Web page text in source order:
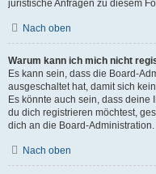
juristische Anfragen zu diesem
Nach oben
Warum kann ich mich nicht
Es kann sein, dass die Board-
ausgeschaltet hat, damit sich
Es könnte auch sein, dass deine
du dich registrieren möchtest,
dich an die Board-Administration.
Nach oben